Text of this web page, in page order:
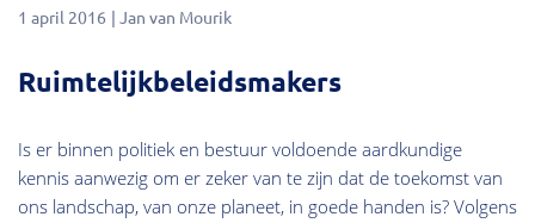
1 april 2016 Jan van Mourik
Ruimtelijkbeleidsmakers
Is er binnen politiek en bestuur voldoende aardkundige
kennis aanwezig om er zeker van te zijn dat de toekomst van
ons landschap, van onze planeet, in goede handen is? Volgens